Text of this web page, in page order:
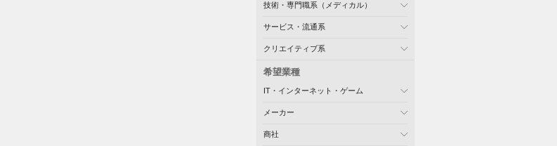
技術・専門職系（メディカル）
サービス・流通系
クリエイティブ系
希望業種
IT・インターネット・ゲーム
メーカー
商社